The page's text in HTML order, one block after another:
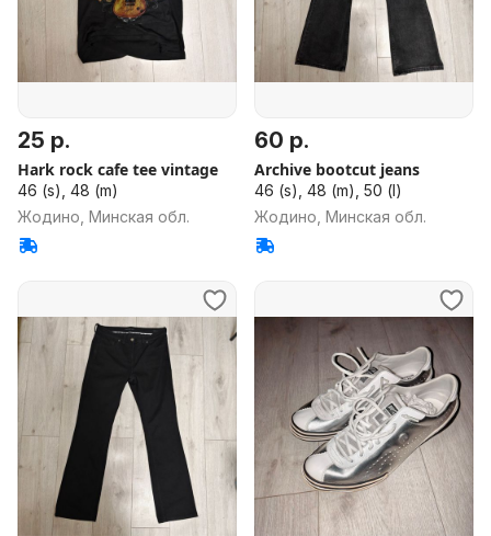
25 р.
Hark rock cafe tee vintage
46 (s), 48 (m)
Жодино, Минская обл.
60 р.
Archive bootcut jeans
46 (s), 48 (m), 50 (l)
Жодино, Минская обл.